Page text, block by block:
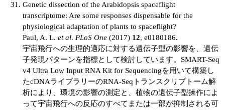
Genetic dissection of the Arabidopsis spaceflight
transcriptome: Are some responses dispensable for the
physiological adaptation of plants to spaceflight?
Paul, A. L. et al. PLoS One (2017) 12, e0180186.
宇宙飛行への生理的適応に対する遺伝子型の影響を、遺伝
子発現パターンを指標として検討しています。SMART-Seq
v4 Ultra Low Input RNA Kit for Sequencingを用いて構築し
たcDNAライブラリーのRNA-Seqトランスクリプトーム解
析により、環境の影響の測定と、植物の遺伝子型操作によ
って宇宙飛行への反応のすべてまたは一部が抑制される可